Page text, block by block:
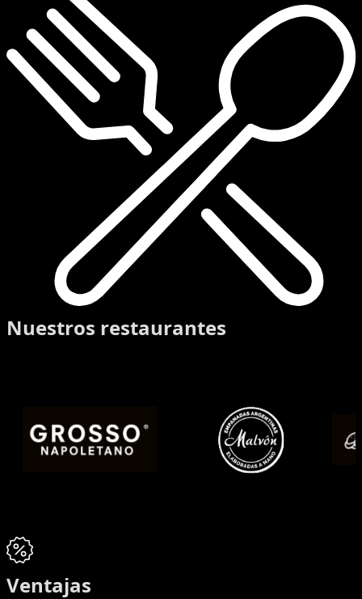
Nuestros restaurantes
Ventajas